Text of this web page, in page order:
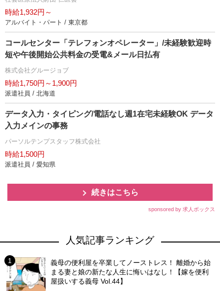
時給1,932円～
アルバイト・パート / 東京都
コールセンター「テレフォンオペレーター」/未経験歓迎時
短や午後開始公共料金の受電&メール日払有
株式会社グルージョブ
時給1,750円～1,900円
派遣社員 / 北海道
データ入力・タイピング/電話なし週1在宅未経験OK データ
入力メインの事務
パーソルテンプスタッフ株式会社
時給1,500円
派遣社員 / 愛知県
続きはこちら
sponsored by 求人ボックス
人気記事ランキング
義母の便利屋を卒業してノーストレス！ 離婚から始
まる妻と娘の新たな人生に悔いはなし！【嫁を便利
屋扱いする義母 Vol.44】